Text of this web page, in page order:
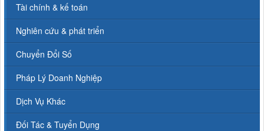
Tài chính & kế toán
Nghiên cứu & phát triển
Chuyển Đổi Số
Pháp Lý Doanh Nghiệp
Dịch Vụ Khác
Đối Tác & Tuyển Dụng